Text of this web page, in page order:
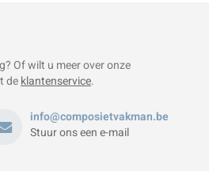
Of wilt u meer over onze
deklantenservice.
info@composietvakman.be
Stuur ons een e-mail